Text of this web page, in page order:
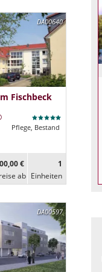
DA00640
Fischbeck
Pflege, Bestand
€
ab
1
Ein­heiten
DA00597